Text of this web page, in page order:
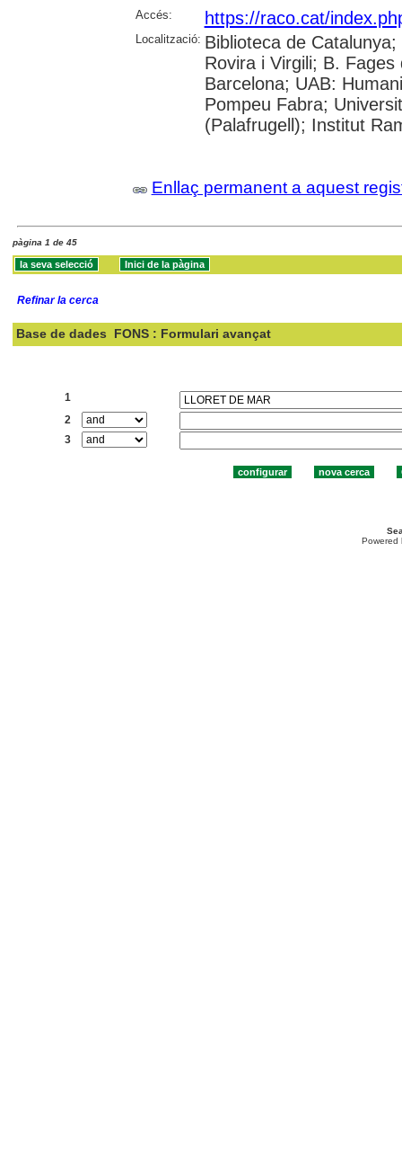
Accés: https://raco.cat/
Localització: Biblioteca de
Rovira i Virgili; B.
Barcelona; UAB:
Pompeu Fabra;
(Palafrugell); Institut
Enllaç permanent a aquest
pàgina 1 de 45
Refinar la cerca
Base de dades FONS : Formulari avançat
1
2
3